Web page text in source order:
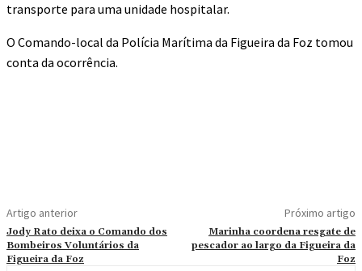
transporte para uma unidade hospitalar.
O Comando-local da Polícia Marítima da Figueira da Foz tomou
conta da ocorrência.
Artigo anterior
Jody Rato deixa o Comando dos
Bombeiros Voluntários da
Figueira da Foz
Próximo artigo
Marinha coordena resgate de
pescador ao largo da Figueira da
Foz